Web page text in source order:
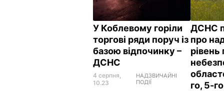
У Коблевому горіли
торгові ряди поруч із
базою відпочинку –
ДСНС
4 серпня,
10.23
НАДЗВИЧАЙНІ
ПОДІЇ
ДСНС
про
го, 5-